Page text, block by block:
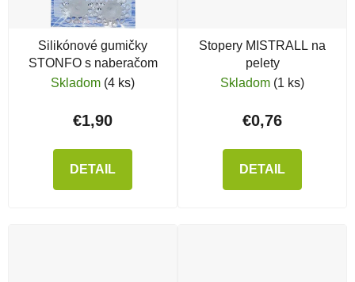
Silikónové gumičky
STONFO s naberačom
Skladom (4 ks)
€1,90
DETAIL
Stopery MISTRALL na
pelety
Skladom (1 ks)
€0,76
DETAIL